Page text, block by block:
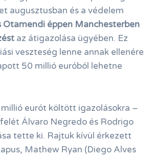
augusztusban és a védelem
Otamendi éppen Manchesterben
az átigazolása ügyében. Ez
veszteség lenne annak ellenére
50 millió euróból lehetne
eurót költött igazolásokra –
Álvaro Negredo és Rodrigo
tette ki. Rajtuk kívül érkezett
Mathew Ryan (Diego Alves